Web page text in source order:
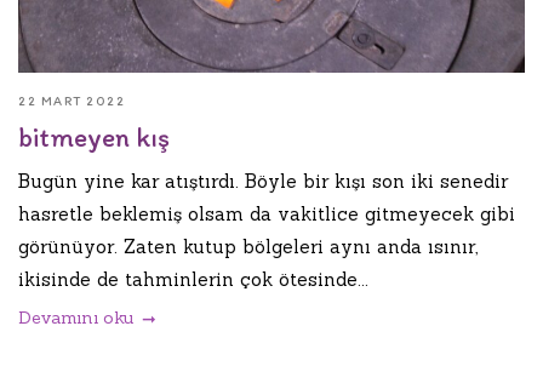
22 MART 2022
bitmeyen kış
Bugün yine kar atıştırdı. Böyle bir kışı son iki senedir
hasretle beklemiş olsam da vakitlice gitmeyecek gibi
görünüyor. Zaten kutup bölgeleri aynı anda ısınır,
ikisinde de tahminlerin çok ötesinde...
Devamını oku